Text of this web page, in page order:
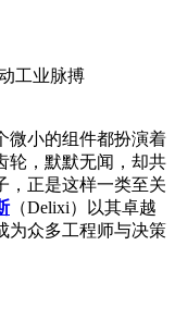
工业脉搏
微小的组件都扮演着
轮，默默无闻，却共
，正是这样一类至关
（Delixi）以其卓越
为众多工程师与决策